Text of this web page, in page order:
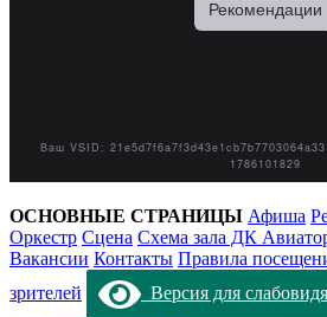
ОСНОВНЫЕ СТРАНИЦЫ Афиша
Оркестр Сцена Схема зала ДК
Вакансии Контакты Правила
зрителей
Версия для